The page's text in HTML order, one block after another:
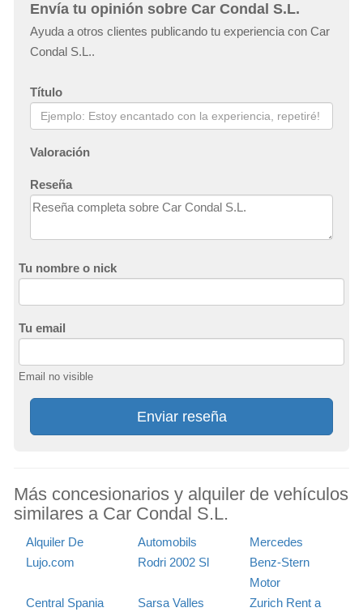
Envía tu opinión sobre Car Condal S.L.
Ayuda a otros clientes publicando tu experiencia con Car
Condal S.L..
Título
Valoración
Reseña
Tu nombre o nick
Tu email
Email no visible
Enviar reseña
Más concesionarios y alquiler de vehículos
similares a Car Condal S.L.
Alquiler De
Lujo.com
Automobils
Rodri 2002 Sl
Mercedes
Benz-Stern
Motor
Central Spania
Sarsa Valles
Zurich Rent a